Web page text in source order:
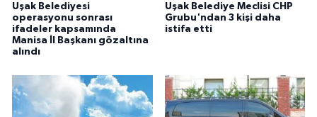
Uşak Belediyesi
operasyonu sonrası
ifadeler kapsamında
Manisa İl Başkanı gözaltına
alındı
Uşak Belediye Meclisi CHP
Grubu'ndan 3 kişi daha
istifa etti